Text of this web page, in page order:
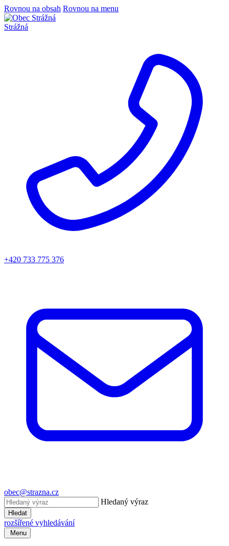
Rovnou na obsah Rovnou na menu
Strážná
+420 733 775 376
obec@strazna.cz
Hledaný výraz
Hledat
rozšířené vyhledávání
Menu